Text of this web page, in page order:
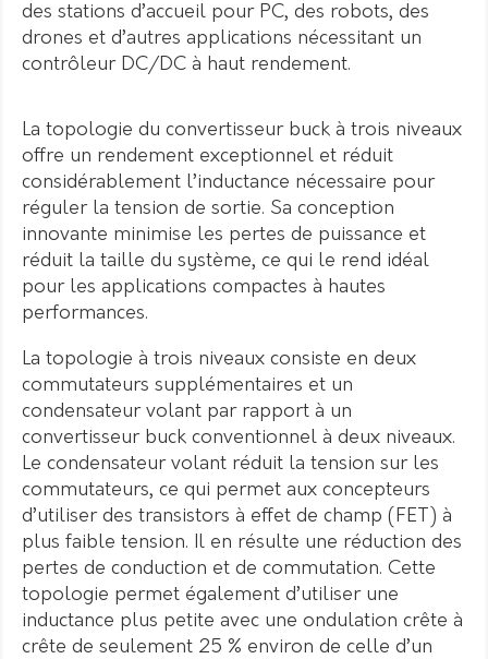
des stations d’accueil pour PC, des robots, des
drones et d’autres applications nécessitant un
contrôleur DC/DC à haut rendement.
La topologie du convertisseur buck à trois niveaux
offre un rendement exceptionnel et réduit
considérablement l’inductance nécessaire pour
réguler la tension de sortie. Sa conception
innovante minimise les pertes de puissance et
réduit la taille du système, ce qui le rend idéal
pour les applications compactes à hautes
performances.
La topologie à trois niveaux consiste en deux
commutateurs supplémentaires et un
condensateur volant par rapport à un
convertisseur buck conventionnel à deux niveaux.
Le condensateur volant réduit la tension sur les
commutateurs, ce qui permet aux concepteurs
d’utiliser des transistors à effet de champ (FET) à
plus faible tension. Il en résulte une réduction des
pertes de conduction et de commutation. Cette
topologie permet également d’utiliser une
inductance plus petite avec une ondulation crête à
crête de seulement 25 % environ de celle d’un